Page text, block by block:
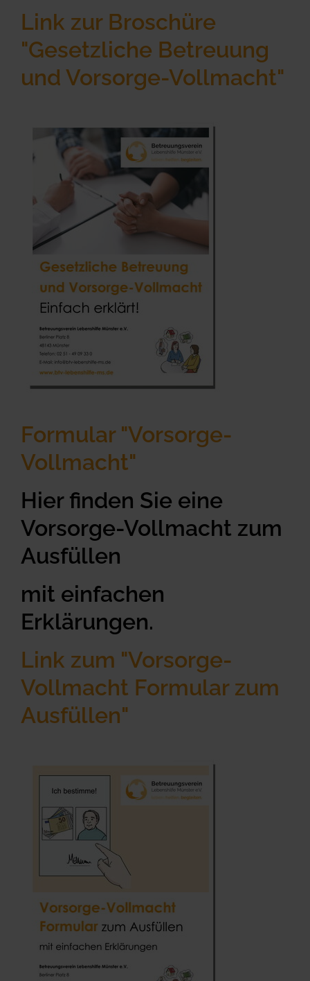
Link zur Broschüre
"Gesetzliche Betreuung
und Vorsorge-Vollmacht"
Formular "Vorsorge-
Vollmacht"
Hier finden Sie eine
Vorsorge-Vollmacht zum
Ausfüllen
mit einfachen
Erklärungen.
Link zum "Vorsorge-
Vollmacht Formular zum
Ausfüllen"